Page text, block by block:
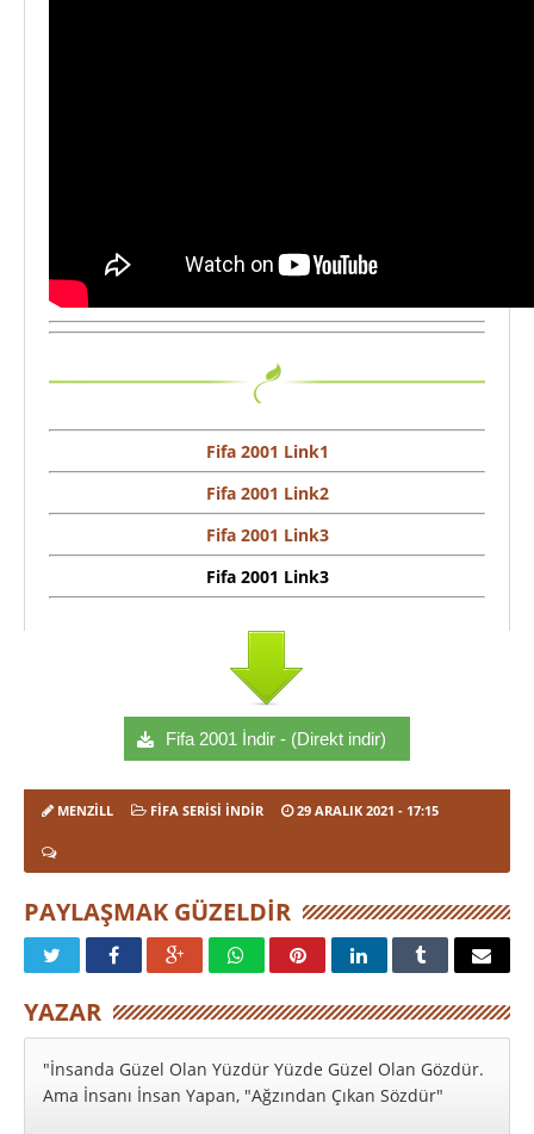
Fifa 2001 Link1
Fifa 2001 Link2
Fifa 2001 Link3
Fifa 2001 Link3
Fifa 2001 İndir - (Direkt indir)
MENZILL FIFA SERISI İNDIR 29 ARALIK 2021 - 17:15
PAYLAŞMAK GÜZELDIR
YAZAR
"İnsanda Güzel Olan Yüzdür Yüzde Güzel Olan Gözdür.
Ama İnsanı İnsan Yapan, "Ağzından Çıkan Sözdür"